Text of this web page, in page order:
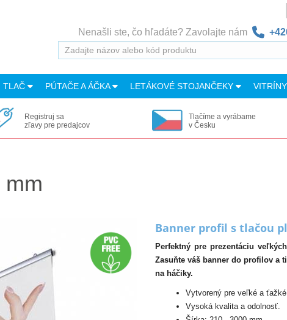
Nenašli ste, čo hľadáte? Zavolajte nám
TLAČ PÚTAČE A ÁČKA LETÁKOVÉ STOJANČEKY
Registruj sa
zľavy pre predajcov
Tlačíme a vyrábame
v Česku
mm
Banner profil s tlačou
Perfektný pre prezentáciu
Zasuňte váš banner do profilov a
na háčiky.
Vytvorený pre veľké a ťažké
Vysoká kvalita a odolnosť.